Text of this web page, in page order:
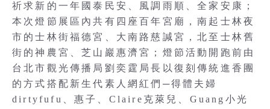
祈求新的一年國泰民安、風調雨順、全家安康；
本次燈節展區內共有四座百年宮廟，南起士林夜
市的士林街福德宮、大南路慈諴宮，北至士林舊
街的神農宮、芝山巖惠濟宮；燈節活動開跑前由
台北市觀光傳播局劉奕霆局長以復刻傳統進香團
的方式搭配新生代素人網紅們─得體夫婦
dirtyfufu、惠子、Claire克萊兒、Guang小光